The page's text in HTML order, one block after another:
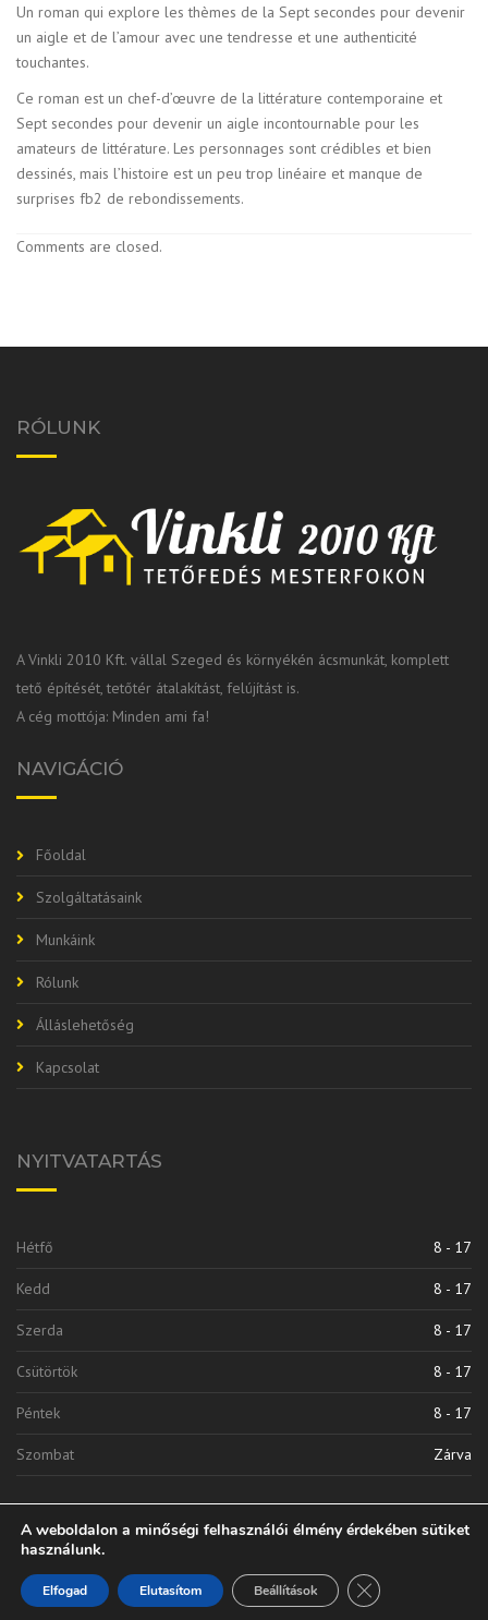
Un roman qui explore les thèmes de la Sept secondes pour devenir
un aigle et de l’amour avec une tendresse et une authenticité
touchantes.
Ce roman est un chef-d’œuvre de la littérature contemporaine et
Sept secondes pour devenir un aigle incontournable pour les
amateurs de littérature. Les personnages sont crédibles et bien
dessinés, mais l’histoire est un peu trop linéaire et manque de
surprises fb2 de rebondissements.
Comments are closed.
RÓLUNK
A Vinkli 2010 Kft. vállal Szeged és környékén ácsmunkát, komplett
tető építését, tetőtér átalakítást, felújítást is.
A cég mottója: Minden ami fa!
NAVIGÁCIÓ
Főoldal
Szolgáltatásaink
Munkáink
Rólunk
Álláslehetőség
Kapcsolat
NYITVATARTÁS
Hétfő 8 - 17
Kedd 8 - 17
Szerda 8 - 17
Csütörtök 8 - 17
Péntek 8 - 17
Szombat Zárva
Vinkli 2010 Kft. | © 2020 Minden Jog Fenntarva
A weboldalon a minőségi felhasználói élmény érdekében sütiket
használunk.
Elfogad Elutasítom Beállítások Close GDPR